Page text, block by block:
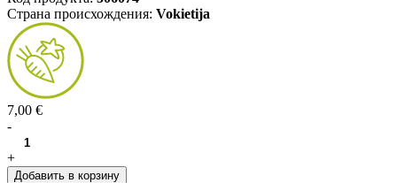
Страна происхождения: Vokietija
7,00 €
-
+
Добавить в корзину